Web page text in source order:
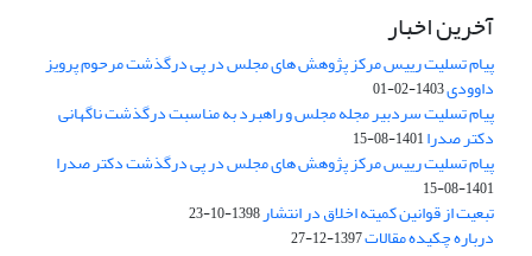
آخرین اخبار
پیام تسلیت رییس مرکز پژوهش های مجلس در پی درگذشت مرحوم پرویز
داوودی1403-02-01
پیام تسلیت سردبیر مجله مجلس و راهبرد به مناسبت درگذشت ناگهانی
دکتر صدرا1401-08-15
پیام تسلیت رییس مرکز پژوهش های مجلس در پی درگذشت دکتر صدرا
1401-08-15
تبعیت از قوانین کمیته اخلاق در انتشار1398-10-23
درباره چکیده مقالات1397-12-27